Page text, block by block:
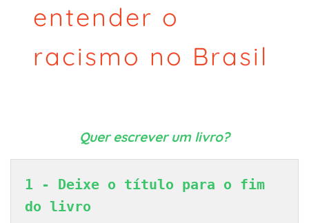
entender o
racismo no Brasil
Quer escrever um livro?
1 - Deixe o título para o fim
do livro